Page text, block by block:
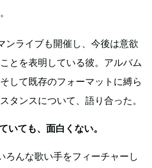
ンライブも開催し、今後は意欲
とを表明している彼。アルバム
して既存のフォーマットに縛ら
タンスについて、語り合った。
いても、面白くない。
んな歌い手をフィーチャーし